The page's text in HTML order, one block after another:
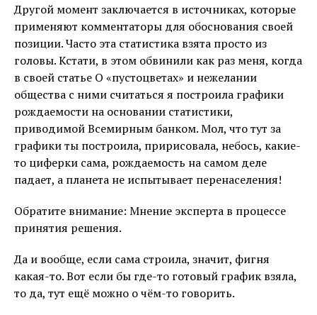
Другой момент заключается в источниках, которые
применяют комментаторы для обоснования своей
позиции. Часто эта статистика взята просто из
головы. Кстати, в этом обвинили как раз меня, когда
в своей статье О «пустоцветах» и нежелании
общества с ними считаться я построила графики
рождаемости на основании статистики,
приводимой Всемирным банком. Мол, что тут за
графики ты построила, пририсовала, небось, какие-
то циферки сама, рождаемость на самом деле
падает, а планета не испытывает перенаселения!
Обратите внимание: Мнение эксперта в процессе
принятия решения.
Да и вообще, если сама строила, значит, фигня
какая-то. Вот если бы где-то готовый график взяла,
то да, тут ещё можно о чём-то говорить.